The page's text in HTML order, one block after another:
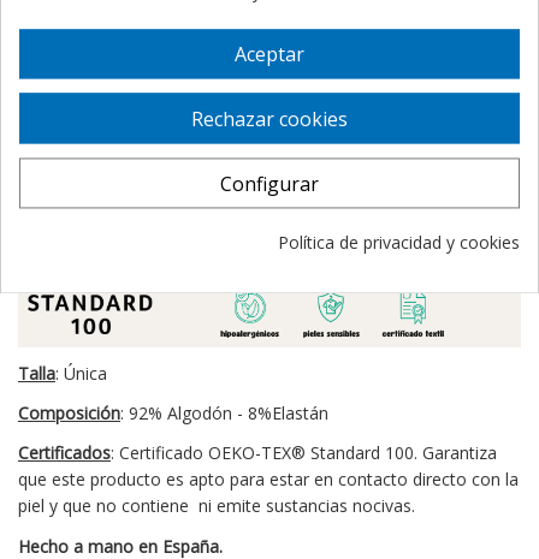
, combina la base en color granate con
una cenefa en la diadema del contorno, estampada con unos
Talla: Única
Composición: 92% Algodón - 8%Elastán
Certificados: Certificado OEKO-TEX® Standard 100. Garantiza
que este producto es apto para estar en contacto directo con la
piel y que no contiene ni emite sustancias nocivas.
Hecho a mano en España.
Aceptar
Rechazar cookies
Configurar
Política de privacidad y cookies